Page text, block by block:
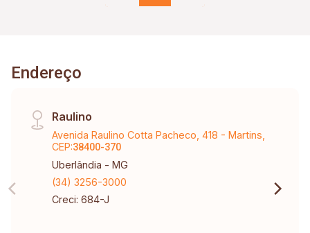
Endereço
Raulino
Avenida Raulino Cotta Pacheco, 418 - Martins,
CEP:38400-370
Uberlândia - MG
(34) 3256-3000
Creci: 684-J